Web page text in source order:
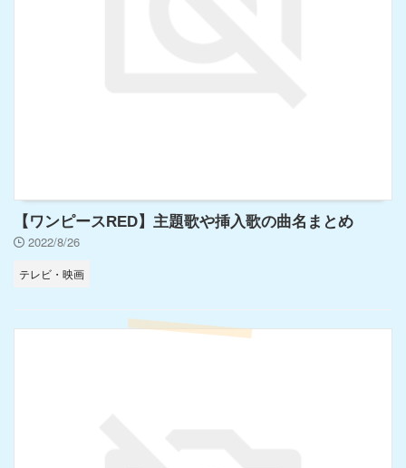
【ワンピースRED】主題歌や挿入歌の曲名まとめ
2022/8/26
テレビ・映画